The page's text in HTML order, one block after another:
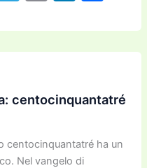
e
gr
m
p
y
n
k
e
n
n
di
di
centocinquantatré
centocinquantatré ha un
Nel vangelo di